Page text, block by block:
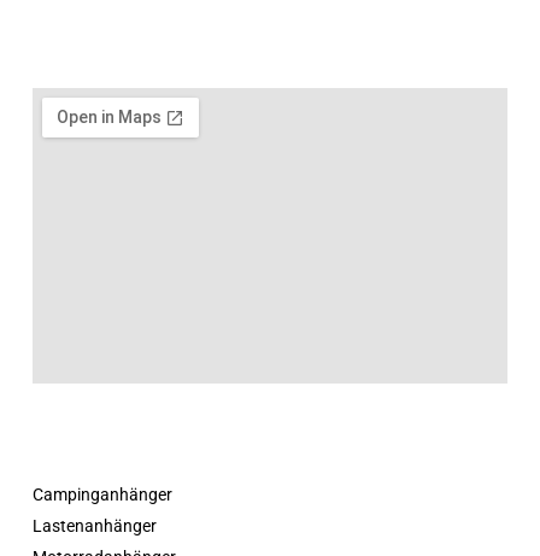
Campinganhänger
Lastenanhänger